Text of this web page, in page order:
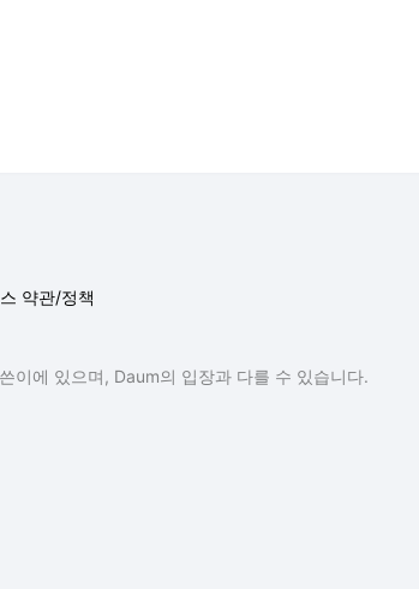
약관/정책
이에 있으며, Daum의 입장과 다를 수 있습니다.